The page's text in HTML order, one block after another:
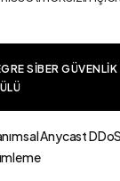
SIBER GÜVENLIK
Anycast DDoS